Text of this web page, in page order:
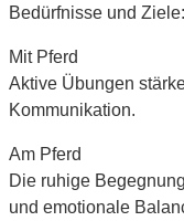
Bedürfnisse und Ziele:
Mit Pferd
Aktive Übungen
Kommunikation.
Am Pferd
Die ruhige
und emotionale